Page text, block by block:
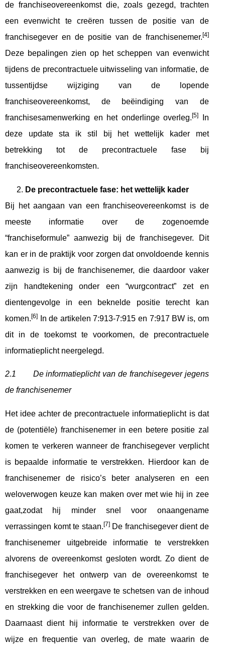
de franchiseovereenkomst die, zoals gezegd, trachten
een evenwicht te creëren tussen de positie van de
franchisegever en de positie van de franchisenemer.[4]
Deze bepalingen zien op het scheppen van evenwicht
tijdens de precontractuele uitwisseling van informatie, de
tussentijdse wijziging van de lopende
franchiseovereenkomst, de beëindiging van de
franchisesamenwerking en het onderlinge overleg.[5]
In
deze update sta ik stil bij het wettelijk kader met
betrekking tot de precontractuele fase bij
franchiseovereenkomsten.
De precontractuele fase: het wettelijk kader
Bij het aangaan van een franchiseovereenkomst is de
meeste informatie over de zogenoemde
“franchiseformule” aanwezig bij de franchisegever. Dit
kan er in de praktijk voor zorgen dat onvoldoende kennis
aanwezig is bij de franchisenemer, die daardoor vaker
zijn handtekening onder een “wurgcontract” zet en
dientengevolge in een beknelde positie terecht kan
komen.[6]
In de artikelen 7:913-7:915 en 7:917 BW is, om
dit in de toekomst te voorkomen, de precontractuele
informatieplicht neergelegd.
2.1 De informatieplicht van de franchisegever jegens
de franchisenemer
Het idee achter de precontractuele informatieplicht is dat
de (potentiële) franchisenemer in een betere positie zal
komen te verkeren wanneer de franchisegever verplicht
is bepaalde informatie te verstrekken. Hierdoor kan de
franchisenemer de risico’s beter analyseren en een
weloverwogen keuze kan maken over met wie hij in zee
gaat,zodat hij minder snel voor onaangename
verrassingen komt te staan.[7]De franchisegever dient de
franchisenemer uitgebreide informatie te verstrekken
alvorens de overeenkomst gesloten wordt. Zo dient de
franchisegever het ontwerp van de overeenkomst te
verstrekken en een weergave te schetsen van de inhoud
en strekking die voor de franchisenemer zullen gelden.
Daarnaast dient hij informatie te verstrekken over de
wijze en frequentie van overleg, de mate waarin de